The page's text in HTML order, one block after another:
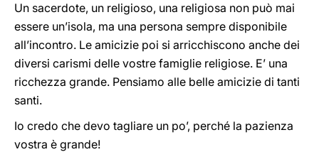
Un sacerdote, un religioso, una religiosa non può mai
essere un’isola, ma una persona sempre disponibile
all’incontro. Le amicizie poi si arricchiscono anche dei
diversi carismi delle vostre famiglie religiose. E’ una
ricchezza grande. Pensiamo alle belle amicizie di tanti
santi.
Io credo che devo tagliare un po’, perché la pazienza
vostra è grande!